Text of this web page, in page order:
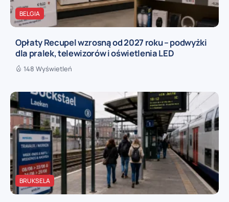
BELGIA
Opłaty Recupel wzrosną od 2027 roku – podwyżki
dla pralek, telewizorów i oświetlenia LED
148 Wyświetleń
BRUKSELA